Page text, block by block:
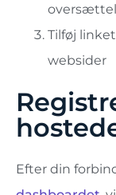
Tilføj
websider
Efter din